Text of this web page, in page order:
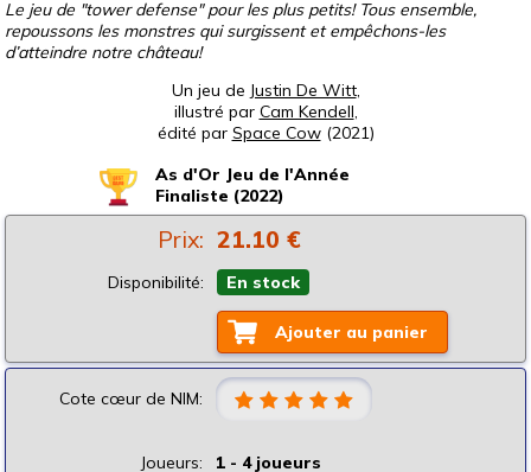
Le jeu de "tower defense" pour les plus petits! Tous ensemble,
repoussons les monstres qui surgissent et empêchons-les
d’atteindre notre château!
Un jeu de Justin De Witt,
illustré par Cam Kendell,
édité par Space Cow(2021)
As d'Or Jeu de l'Année
Finaliste (2022)
Prix: 21.10 €
Disponibilité: En stock
Ajouter au panier
Cote cœur de NIM:
Joueurs:
1 - 4 joueurs